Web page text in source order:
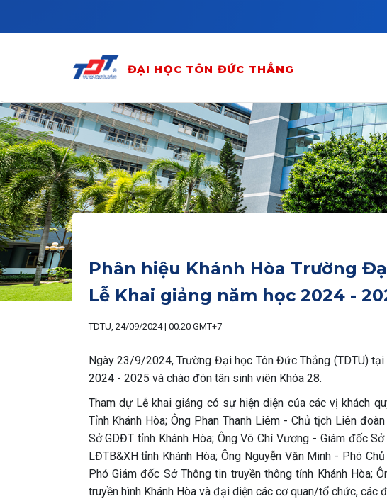
ĐẠI HỌC TÔN ĐỨC THẮNG
Phân hiệu Khánh Hòa Trường
Lễ Khai giảng năm học 2024 -
TDTU, 24/09/2024 | 00:20 GMT+7
Ngày 23/9/2024, Trường Đại học Tôn Đức Thắng (TDTU)
2024 - 2025 và chào đón tân sinh viên Khóa 28.
Tham dự Lễ khai giảng có sự hiện diện của các vị khách
Tỉnh Khánh Hòa; Ông Phan Thanh Liêm - Chủ tịch Liên
Sở GDĐT tỉnh Khánh Hòa; Ông Võ Chí Vương - Giám đốc
LĐTB&XH tỉnh Khánh Hòa; Ông Nguyễn Văn Minh - Phó
Phó Giám đốc Sở Thông tin truyền thông tỉnh Khánh Hòa;
truyền hình Khánh Hòa và đại diện các cơ quan/tổ chức, các